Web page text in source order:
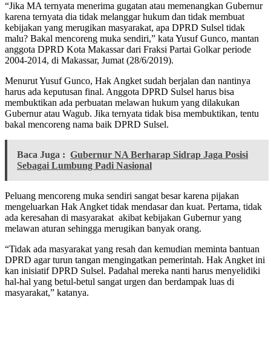
“Jika MA ternyata menerima gugatan atau memenangkan Gubernur
karena ternyata dia tidak melanggar hukum dan tidak membuat
kebijakan yang merugikan masyarakat, apa DPRD Sulsel tidak
malu? Bakal mencoreng muka sendiri,” kata Yusuf Gunco, mantan
anggota DPRD Kota Makassar dari Fraksi Partai Golkar periode
2004-2014, di Makassar, Jumat (28/6/2019).
Menurut Yusuf Gunco, Hak Angket sudah berjalan dan nantinya
harus ada keputusan final. Anggota DPRD Sulsel harus bisa
membuktikan ada perbuatan melawan hukum yang dilakukan
Gubernur atau Wagub. Jika ternyata tidak bisa membuktikan, tentu
bakal mencoreng nama baik DPRD Sulsel.
Baca Juga : Gubernur NA Berharap Sidrap Jaga Posisi
Sebagai Lumbung Padi Nasional
Peluang mencoreng muka sendiri sangat besar karena pijakan
mengeluarkan Hak Angket tidak mendasar dan kuat. Pertama, tidak
ada keresahan di masyarakat akibat kebijakan Gubernur yang
melawan aturan sehingga merugikan banyak orang.
“Tidak ada masyarakat yang resah dan kemudian meminta bantuan
DPRD agar turun tangan mengingatkan pemerintah. Hak Angket ini
kan inisiatif DPRD Sulsel. Padahal mereka nanti harus menyelidiki
hal-hal yang betul-betul sangat urgen dan berdampak luas di
masyarakat,” katanya.